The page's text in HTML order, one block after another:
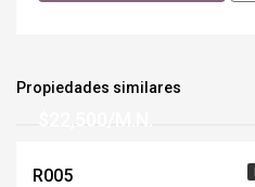
Propiedades similares
$22,500/M.N.
R005